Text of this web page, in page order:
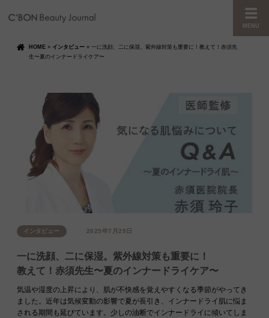
MENU
HOME » インタビュー » 一に洗顔、二に保湿。紫外線対策も重要に！教えて！赤須先
生〜夏のインナードライケア〜
インタビュー 2025年7月29日
一に洗顔、二に保湿。紫外線対策も重要に！
教えて！赤須先生〜夏のインナードライケア〜
気温や湿度の上昇により、肌が不快感を覚えやすくなる季節がやってき
ました。近年は気候変動の影響で夏が長引き、インナードライ肌に悩ま
される期間も延びています。少しの油断でインナードライに傾いてしま